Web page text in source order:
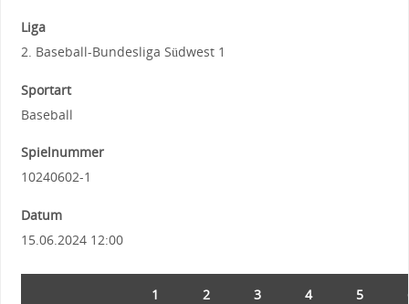
Liga
2. Baseball-Bundesliga Südwest 1
Sportart
Baseball
Spielnummer
10240602-1
Datum
15.06.2024 12:00
1 2 3 4 5